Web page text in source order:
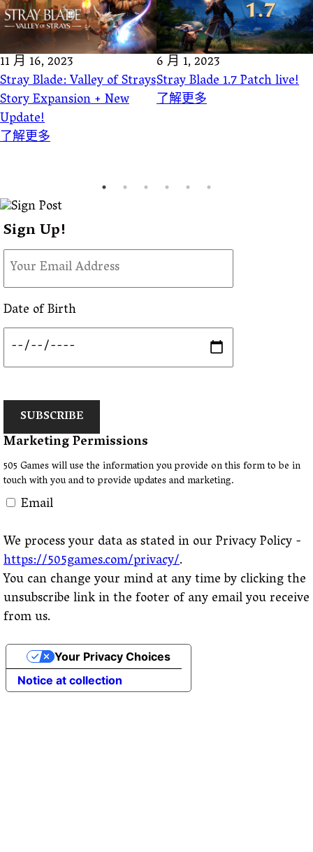
11 月 16, 2023
Stray Blade: Valley of Strays
Story Expansion + New
Update!
了解更多
6 月 1, 2023
Stray Blade 1.7 Patch live!
了解更多
Sign Up!
Date of Birth
SUBSCRIBE
Marketing Permissions
505 Games will use the information you provide on this form to be in
touch with you and to provide updates and marketing.
Email
We process your data as stated in our Privacy Policy -
https://505games.com/privacy/.
You can change your mind at any time by clicking the
unsubscribe link in the footer of any email you receive
from us.
Notice at collection
Your Privacy Choices